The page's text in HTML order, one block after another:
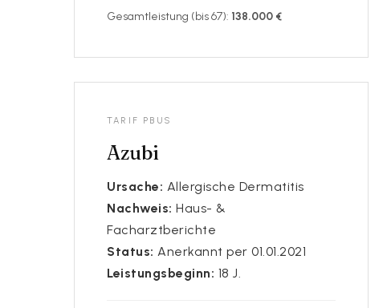
Gesamtleistung (bis 67): 138.000 €
TARIF PBUS
Azubi
Ursache: Allergische Dermatitis
Nachweis: Haus- &
Facharztberichte
Status: Anerkannt per 01.01.2021
Leistungsbeginn: 18 J.